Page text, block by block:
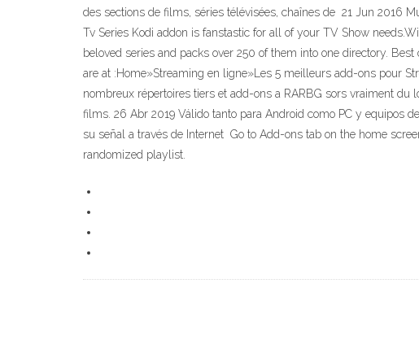
des sections de films, séries télévisées, chaînes de 21 Jun 2016
Tv Series Kodi addon is fanstastic for all of your TV Show
beloved series and packs over 250 of them into one directory.
are at :Home»Streaming en ligne»Les 5 meilleurs add-ons pour
nombreux répertoires tiers et add-ons a RARBG sors vraiment
films. 26 Abr 2019 Válido tanto para Android como PC y equipos
su señal a través de Internet Go to Add-ons tab on the home
randomized playlist.